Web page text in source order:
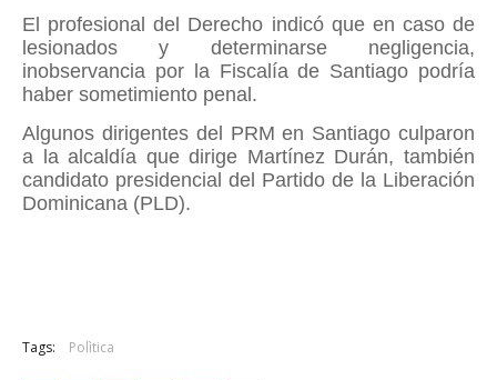
El profesional del Derecho indicó que en caso de
lesionados y determinarse negligencia,
inobservancia por la Fiscalía de Santiago podría
haber sometimiento penal.
Algunos dirigentes del PRM en Santiago culparon
a la alcaldía que dirige Martínez Durán, también
candidato presidencial del Partido de la Liberación
Dominicana (PLD).
Tags: Polìtica